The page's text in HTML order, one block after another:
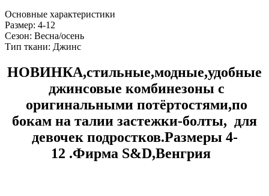
Основные характеристики
Размер: 4-12
Сезон: Весна/осень
Тип ткани: Джинс
НОВИНКА,стильные,модные,удобные
джинсовые комбинезоны с
оригинальными потёртостями,по
бокам на талии застежки-болты, для
девочек подростков.Размеры 4-
12 .Фирма S&D,Венгрия